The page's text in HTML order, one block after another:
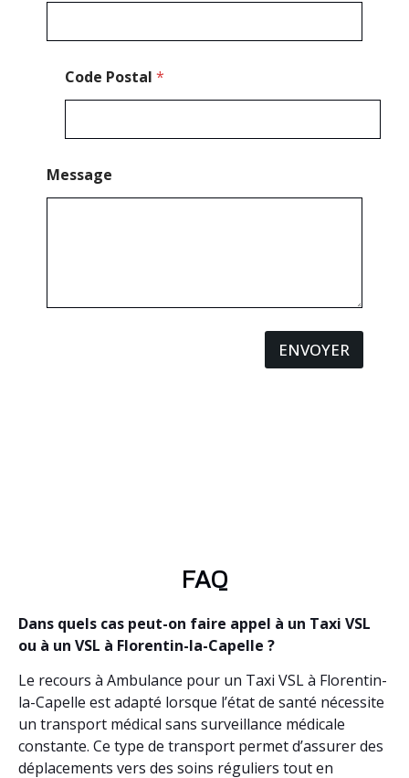
Code Postal *
Message
ENVOYER
FAQ
Dans quels cas peut-on faire appel à un Taxi VSL
ou à un VSL à Florentin-la-Capelle ?
Le recours à Ambulance pour un Taxi VSL à Florentin-
la-Capelle est adapté lorsque l’état de santé nécessite
un transport médical sans surveillance médicale
constante. Ce type de transport permet d’assurer des
déplacements vers des soins réguliers tout en